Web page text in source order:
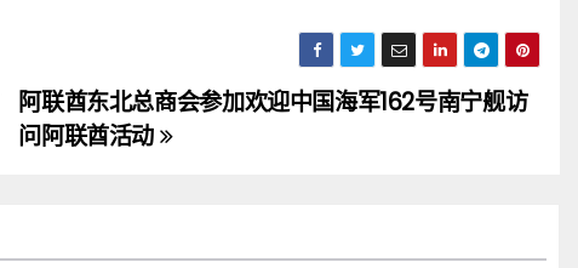
阿联酋东北总商会参加欢迎中国海军162号南宁舰访
问阿联酋活动